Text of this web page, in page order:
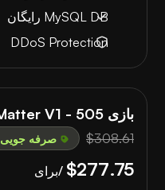
MySQL DB رایگان
DDoS Protection
بازی Dead Matter V1 - 505 اسلات
$308.61 صرفه جویی 10%
$277.75 /برای